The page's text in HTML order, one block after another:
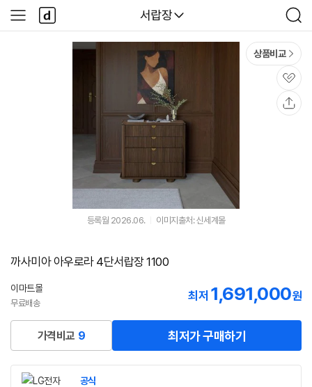
다나와
서랍장
검
색
사
이
다
나
와
상품비교
관
심
등록월 2026.06. 이미지출처: 신세계몰
까사미아 아우로라 4단서랍장 1100
이마트몰
무료배송
최저 1,691,000원
가격비교 9 최저가 구매하기
공식